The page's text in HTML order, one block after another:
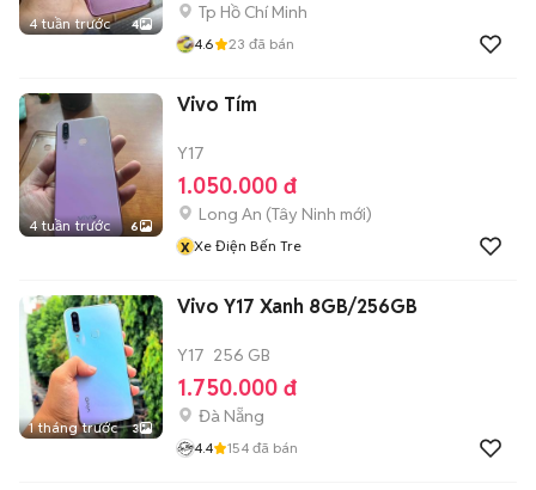
4 tuần trước 4
Tp Hồ Chí Minh
4.6 23 đã bán
4 tuần trước 6
Vivo Tím
Y17
1.050.000 đ
Long An (Tây Ninh mới)
x Xe Điện Bến Tre
1 tháng trước 3
Vivo Y17 Xanh 8GB/256GB
Y17 256 GB
1.750.000 đ
Đà Nẵng
4.4 154 đã bán